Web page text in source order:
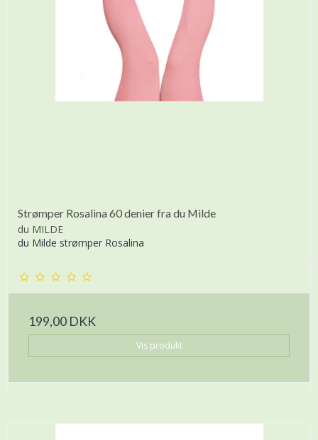
Strømper Rosalina 60 denier fra du Milde
du MILDE
du Milde strømper Rosalina
199,00 DKK
Vis produkt